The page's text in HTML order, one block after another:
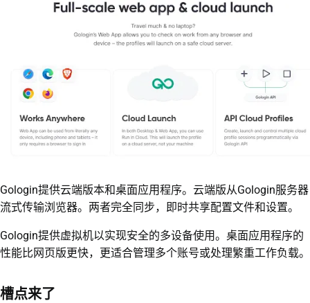
Gologin提供云端版本和桌面应用程序。云端版从Gologin服务器
流式传输浏览器。两者完全同步，即时共享配置文件和设置。
Gologin提供虚拟机以实现安全的多设备使用。桌面应用程序的
性能比网页版更快，更适合管理多个账号或处理繁重工作负载。
槽点来了